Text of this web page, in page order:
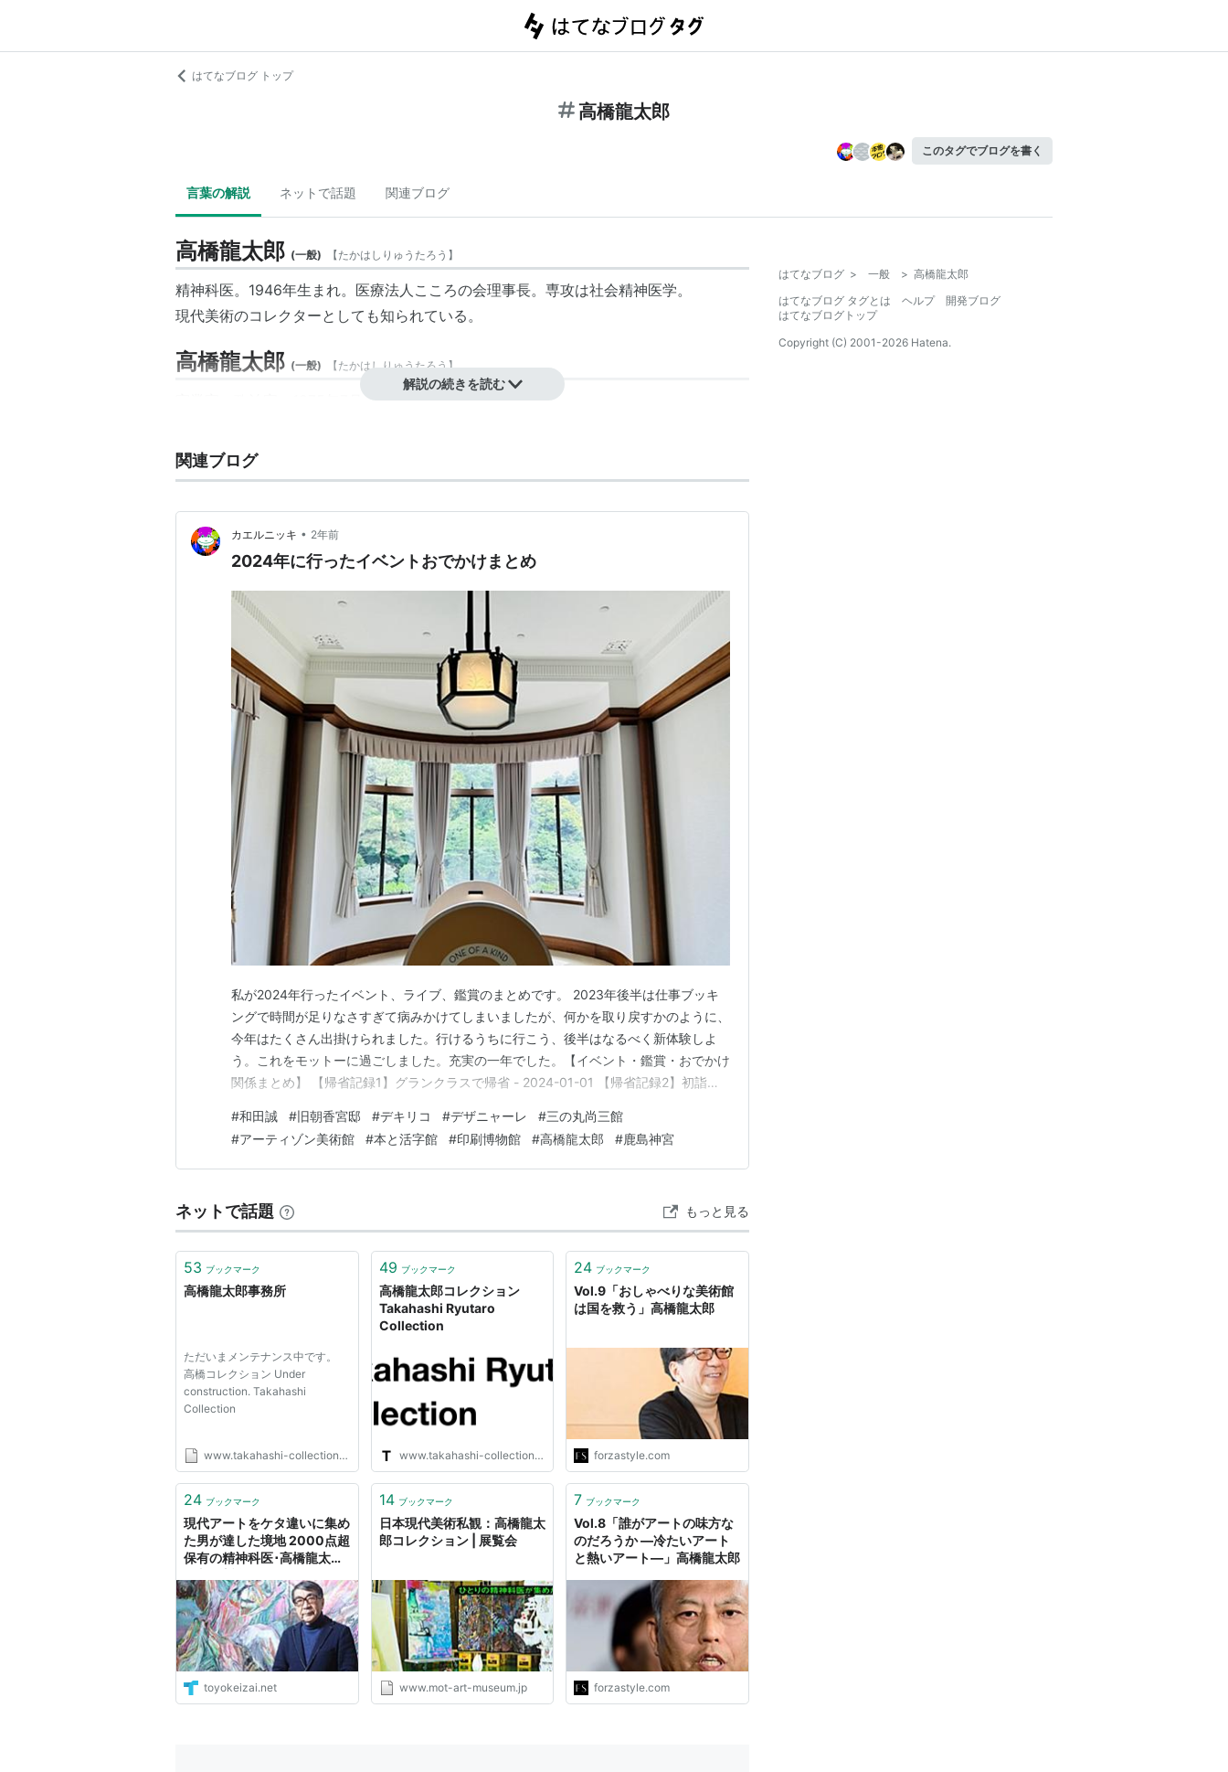
はてなブログ トップ
高橋龍太郎
このタグでブログを書く
言葉の解説 ネットで話題 関連ブログ
高橋龍太郎 (一般) 【たかはしりゅうたろう 】
精神科医。1946年生まれ。医療法人こころの会理事長。専攻は社会精神医学。
現代美術のコレクターとしても知られている。
高橋龍太郎 (一般) 【たかはしりゅうたろう】
実業家、政治家。1875年7月15日、愛媛県生まれ。
また、戦前にはプロ野球のイーグルス、戦後には高橋ユニオンズ(1955年のみトンボユ
ニオンズ)のオーナーとなった。
さらに、日本サッカー協会会長を歴任し、2005年には第1回日本サッカー殿堂入り。
1946年貴族院議員。
1947年日本商工会議所会頭、参議院議員。
1951年通産大臣。
1967年12月22日逝去。
解説の続きを読む
関連ブログ
カエルニッキ • 2年前
2024年に行ったイベントおでかけまとめ
私が2024年行ったイベント、ライブ、鑑賞のまとめです。 2023年後半は仕事ブッキ
ングで時間が足りなさすぎて病みかけてしまいましたが、何かを取り戻すかのように、
今年はたくさん出掛けられました。行けるうちに行こう、後半はなるべく新体験しよ
う。これをモットーに過ごしました。充実の一年でした。【イベント・鑑賞・おでかけ
関係まとめ】 【帰省記録1】グランクラスで帰省 - 2024-01-01 【帰省記録2】初詣／
Paddbre - 生麹をつかった自家製味噌づくりのworkshop 2024…
#和田誠 #旧朝香宮邸 #デキリコ #デザニャーレ #三の丸尚三館
#アーティゾン美術館 #本と活字館 #印刷博物館 #高橋龍太郎 #鹿島神宮
ネットで話題 もっと見る
53 ブックマーク
高橋龍太郎事務所
ただいまメンテナンス中です。
高橋コレクション Under
construction. Takahashi
Collection
www.takahashi-collection.com
49 ブックマーク
高橋龍太郎コレクション
Takahashi Ryutaro
Collection
www.takahashi-collection.com
24 ブックマーク
Vol.9「おしゃべりな美術館
は国を救う」高橋龍太郎
forzastyle.com
24 ブックマーク
現代アートをケタ違いに集め
た男が達した境地 2000点超
保有の精神科医･高橋龍太郎
toyokeizai.net
14 ブックマーク
日本現代美術私観：高橋龍太
郎コレクション | 展覧会
www.mot-art-museum.jp
7 ブックマーク
Vol.8「誰がアートの味方な
のだろうか ―冷たいアート
と熱いアート―」高橋龍太郎
forzastyle.com
はてなブログ > 一般 > 高橋龍太郎
はてなブログ タグとは
ヘルプ
開発ブログ
はてなブログトップ
Copyright (C) 2001-2026 Hatena.